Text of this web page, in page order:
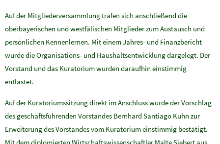
Auf der Mitgliederversammlung trafen sich anschließend die
oberbayerischen und westfälischen Mitglieder zum Austausch und
persönlichen Kennenlernen. Mit einem Jahres- und Finanzbericht
wurde die Organisations- und Haushaltsentwicklung dargelegt. Der
Vorstand und das Kuratorium wurden daraufhin einstimmig
entlastet.
Auf der Kuratoriumssitzung direkt im Anschluss wurde der Vorschlag
des geschäftsführenden Vorstandes Bernhard Santiago Kuhn zur
Erweiterung des Vorstandes vom Kuratorium einstimmig bestätigt.
Mit dem diplomierten Wirtschaftswissenschaftler Malte Siebert aus